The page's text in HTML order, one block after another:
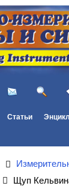
Статьи
Щуп